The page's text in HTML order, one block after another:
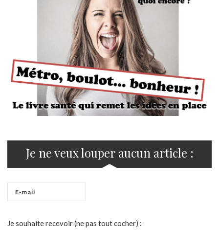
Je ne veux louper aucun article :
Je souhaite recevoir (ne pas tout cocher) :